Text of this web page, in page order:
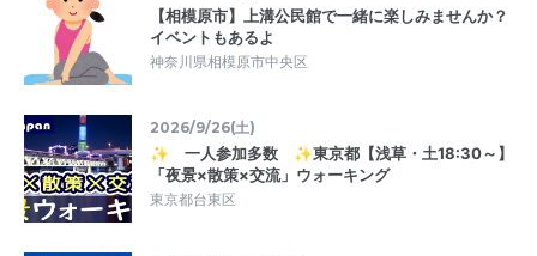
【相模原市】上溝公民館で一緒に楽しみませんか？
イベントもあるよ
神奈川県相模原市中央区
2026/9/26(土)
✨ 一人参加多数 ✨東京都【浅草・土18:30～】
「夜景×散策×交流」ウォーキング
東京都台東区